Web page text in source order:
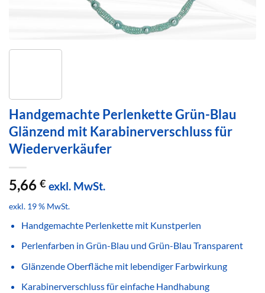
Handgemachte Perlenkette Grün-Blau
Glänzend mit Karabinerverschluss für
Wiederverkäufer
5,66 € exkl. MwSt.
exkl. 19 % MwSt.
Handgemachte Perlenkette mit Kunstperlen
Perlenfarben in Grün-Blau und Grün-Blau Transparent
Glänzende Oberfläche mit lebendiger Farbwirkung
Karabinerverschluss für einfache Handhabung